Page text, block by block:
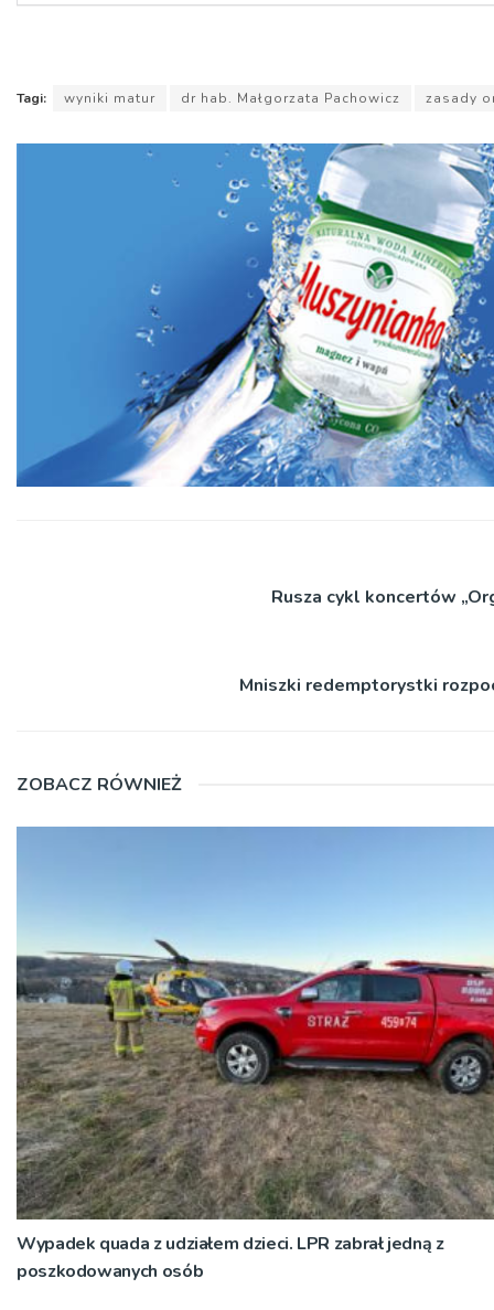
Tagi: wyniki matur dr hab. Małgorzata Pachowicz zasady
Rusza cykl koncertów
Mniszki redemptorystki
ZOBACZ RÓWNIEŻ
Wypadek quada z udziałem dzieci. LPR zabrał jedną z
poszkodowanych osób